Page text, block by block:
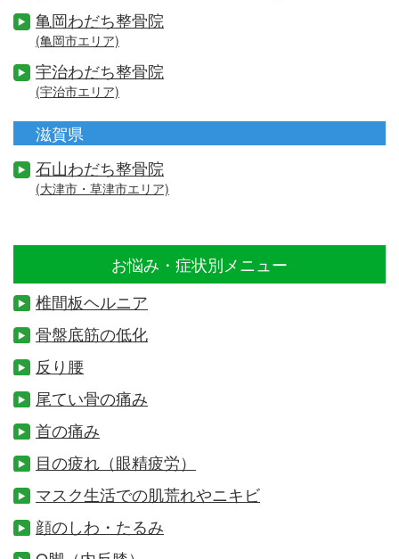
亀岡わだち整骨院
(亀岡市エリア)
宇治わだち整骨院
(宇治市エリア)
滋賀県
石山わだち整骨院
(大津市・草津市エリア)
お悩み・症状別メニュー
椎間板ヘルニア
骨盤底筋の低化
反り腰
尾てい骨の痛み
首の痛み
目の疲れ（眼精疲労）
マスク生活での肌荒れやニキビ
顔のしわ・たるみ